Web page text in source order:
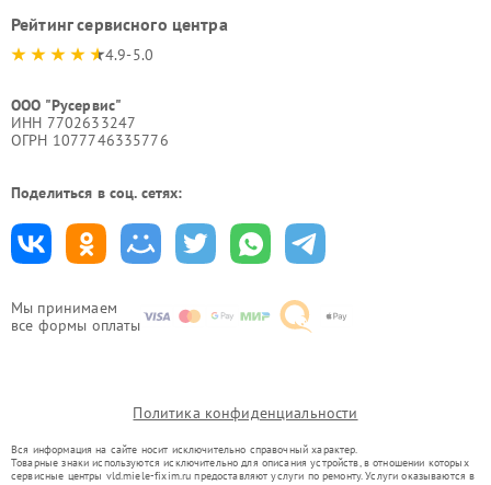
Мы принимаем
все формы оплаты
Рейтинг сервисного центра
4.9-5.0
ООО "Русервис"
ИНН 7702633247
ОГРН 1077746335776
Поделиться в соц. сетях:
Политика конфиденциальности
Вся информация на сайте носит исключительно справочный характер.
Товарные знаки используются исключительно для описания устройств, в отношении которых
сервисные центры vld.miele-fixim.ru предоставляют услуги по ремонту. Услуги оказываются в